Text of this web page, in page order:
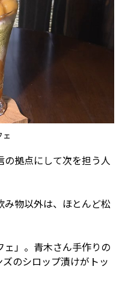
ェ
拠点にして次を担う人
み物以外は、ほとんど松
ェ」。青木さん手作りの
のシロップ漬けがトッ